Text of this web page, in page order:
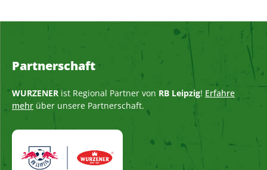
Partnerschaft
WURZENER ist Regional Partner von RB Leipzig! Erfahre
mehr über unsere Partnerschaft.